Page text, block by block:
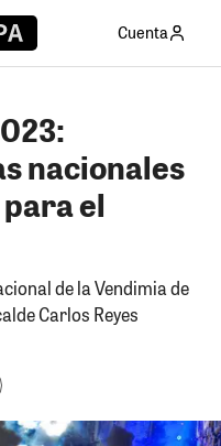
Cuenta
nacionales
el
de la Vendimia de
Carlos Reyes